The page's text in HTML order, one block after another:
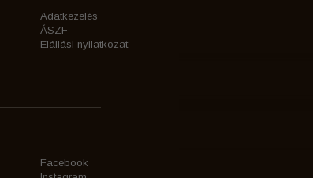
Adatkezelés
ÁSZF
Elállási nyilatkozat
Facebook